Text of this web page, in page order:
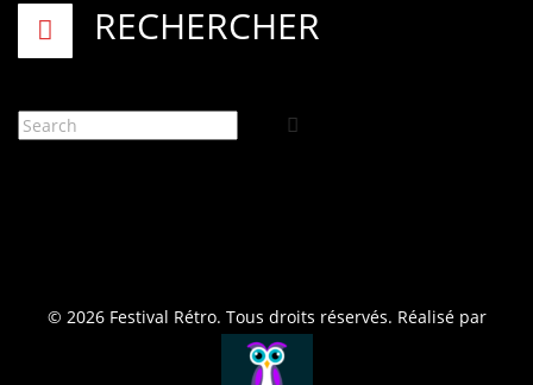
RECHERCHER
© 2026 Festival Rétro. Tous droits réservés. Réalisé par